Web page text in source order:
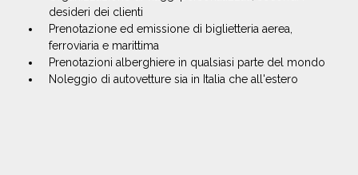
desideri dei clienti
Prenotazione ed emissione di biglietteria aerea,
ferroviaria e marittima
Prenotazioni alberghiere in qualsiasi parte del mondo
Noleggio di autovetture sia in Italia che all'estero